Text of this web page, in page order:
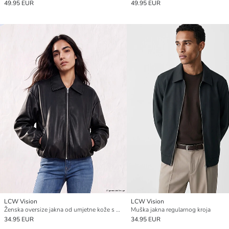
49.95 EUR 49.95 EUR
LCW Vision
Ženska oversize jakna od umjetne kože s kragnom košulje
34.95 EUR
LCW Vision
Muška jakna regularnog kroja
34.95 EUR